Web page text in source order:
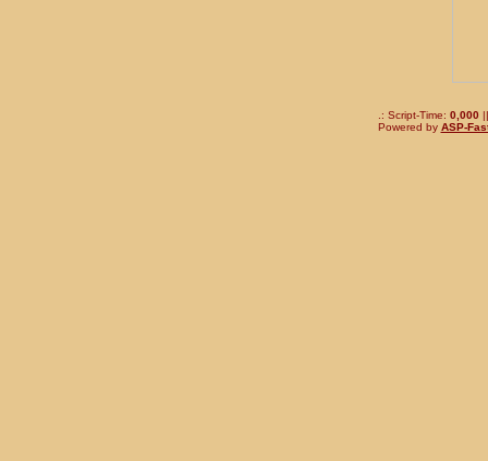
.: Script-Time: 0,000||
Powered by ASP-